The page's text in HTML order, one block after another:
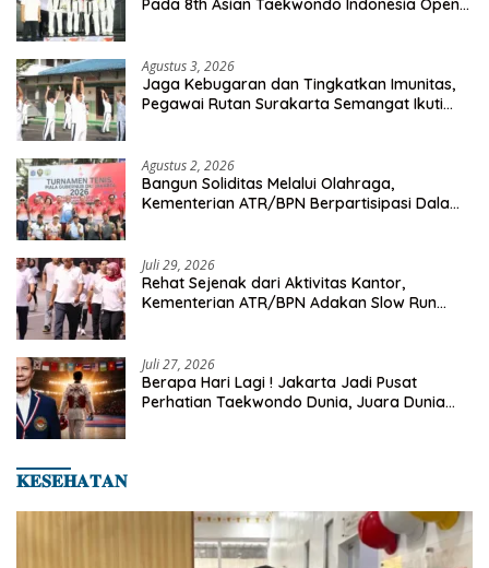
Pada 8th Asian Taekwondo Indonesia Open
Agustus 3, 2026
Jaga Kebugaran dan Tingkatkan Imunitas,
Pegawai Rutan Surakarta Semangat Ikuti
Agustus 2, 2026
Bangun Soliditas Melalui Olahraga,
Kementerian ATR/BPN Berpartisipasi Dalam
Juli 29, 2026
Rehat Sejenak dari Aktivitas Kantor,
Kementerian ATR/BPN Adakan Slow Run
Juli 27, 2026
Berapa Hari Lagi ! Jakarta Jadi Pusat
Perhatian Taekwondo Dunia, Juara Dunia
𝐊𝐄𝐒𝐄𝐇𝐀𝐓𝐀𝐍